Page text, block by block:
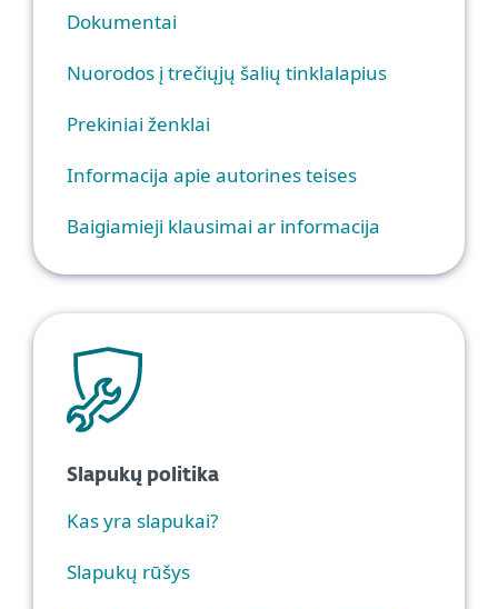
Dokumentai
Nuorodos į trečiųjų šalių tinklalapius
Prekiniai ženklai
Informacija apie autorines teises
Baigiamieji klausimai ar informacija
Slapukų politika
Kas yra slapukai?
Slapukų rūšys